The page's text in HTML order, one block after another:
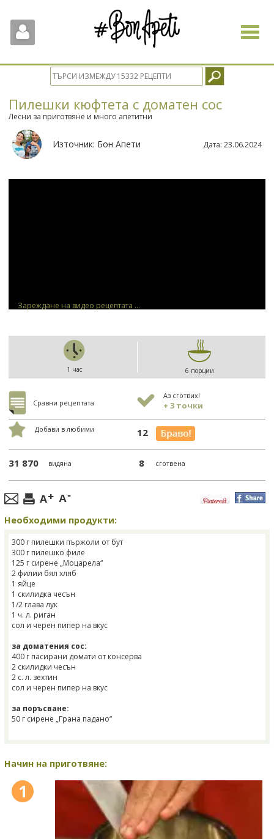
Toggle
Пилешки кюфтета с доматен сос
Лесни за приготвяне и много апетитни
Източник: Бон Апети Дата: 23.06.2024
Зареждане на видео рецептата ...
1 час 6 порции
Сравни рецептата
Аз сготвих!
+ 3 точки
Добави в любими 12
31 870 видяна 8 сготвена
Необходими продукти:
300 г пилешки пържоли от бут
300 г пилешко филе
125 г сирене „Моцарела“
2 филии бял хляб
1 яйце
1 скилидка чесън
1/2 глава лук
1 ч. л. риган
сол и черен пипер на вкус
за доматения сос:
400 г пасирани домати от консерва
2 скилидки чесън
2 с. л. зехтин
сол и черен пипер на вкус
за поръсване:
50 г сирене „Грана падано“
Начин на приготвяне:
1